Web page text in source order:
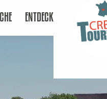
ENTDECKEN